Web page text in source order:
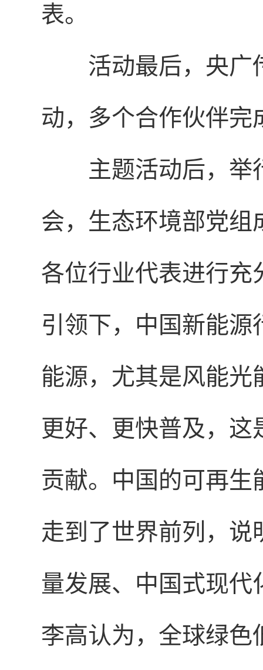
表。
活动最后，央广
动，多个合作伙伴完
主题活动后，举
会，生态环境部党
各位行业代表进行充
引领下，中国新能
能源，尤其是风能光
更好、更快普及，
贡献。中国的可再
走到了世界前列，
量发展、中国式现
李高认为，全球绿色